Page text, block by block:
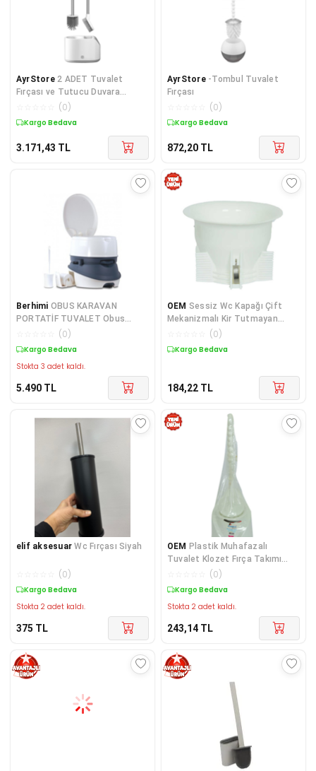
AyrStore 2 ADET Tuvalet
Fırçası ve Tutucu Duvara
monte Yumuşak Kıllar Tuvalet
(0)
Kargo Bedava
3.171,43 TL
AyrStore -Tombul Tuvalet
Fırçası
(0)
Kargo Bedava
872,20 TL
Berhimi OBUS KARAVAN
PORTATİF TUVALET Obus
Karavan BEPOT 6000 PORTATİF
(0)
Kargo Bedava
Stokta 3 adet kaldı.
5.490 TL
OEM Sessiz Wc Kapağı Çift
Mekanizmalı Kir Tutmayan
Kaygan Yüzey Kod Beyaz Renk
(0)
Kargo Bedava
184,22 TL
elif aksesuar Wc Fırçası Siyah
(0)
Kargo Bedava
Stokta 2 adet kaldı.
375 TL
OEM Plastik Muhafazalı
Tuvalet Klozet Fırça Takımı
Karışık Renk ZP-152
(0)
Kargo Bedava
Stokta 2 adet kaldı.
243,14 TL